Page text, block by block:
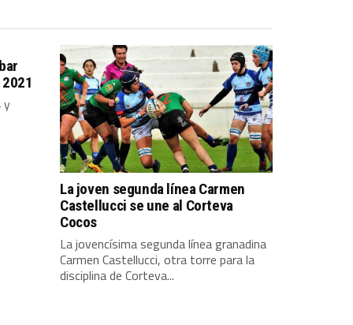
y
La joven segunda línea Carmen
Castellucci se une al Corteva
Cocos
La jovencísima segunda línea granadina
Carmen Castellucci, otra torre para la
disciplina de Corteva...